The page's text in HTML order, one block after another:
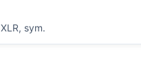
XLR, sym.